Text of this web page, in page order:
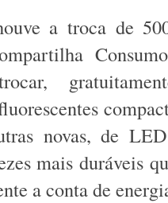
a troca de
novas, de
mais duráveis
a conta de